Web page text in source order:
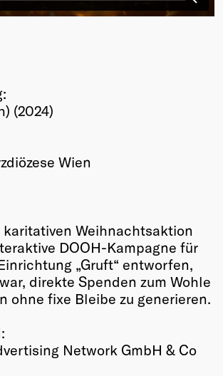
(2024)
Wien
karitativen Weihnachtsaktion
DOOH-Kampagne für
„Gruft“ entworfen,
direkte Spenden zum Wohle
ohne fixe Bleibe zu generieren.
Network GmbH & Co